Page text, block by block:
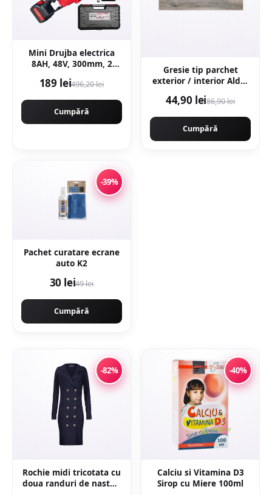
Mini Drujba electrica
8AH, 48V, 300mm, 2
ungere automata,
CMP1756
189 lei496,20 lei
Cumpără
Gresie tip parchet
exterior / interior Alder
portelanata
44,90 lei86,90 lei
Cumpără
-39%
Pachet curatare ecrane
auto K2
30 lei49 lei
Cumpără
-82%
Rochie midi tricotata cu
doua randuri de nasturi
-40%
Calciu si Vitamina D3
Sirop cu Miere 100ml